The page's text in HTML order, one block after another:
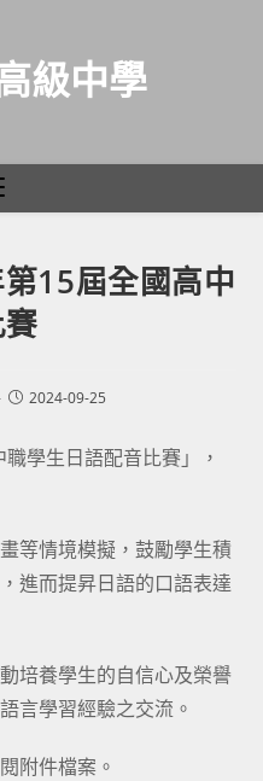
級中學
第15屆全國高中
Post2024-09-25
學生日語配音比賽」，
等情境模擬，鼓勵學生積
進而提昇日語的口語表達
培養學生的自信心及榮譽
言學習經驗之交流。
附件檔案。